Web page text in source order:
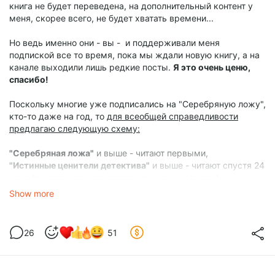
книга не будет переведена, на дополнительный контент у
меня, скорее всего, не будет хватать времени...
Но ведь именно они - вы - и поддерживали меня
подпиской все то время, пока мы ждали новую книгу, а на
канале выходили лишь редкие посты. Я это очень ценю,
спасибо!
Поскольку многие уже подписались на "Серебряную ложу",
кто-то даже на год, то для всеобщей справедливости
предлагаю следующую схему:
"Серебряная ложа" и выше - читают первыми,
"Истинные ценители детектива" и выше - читают спустя 24
втелеграмм-канал
Также напоминаю: все посты с материалами и главами из
книги можно найти по тегу:
thehallmarkedman
Show more
26 51